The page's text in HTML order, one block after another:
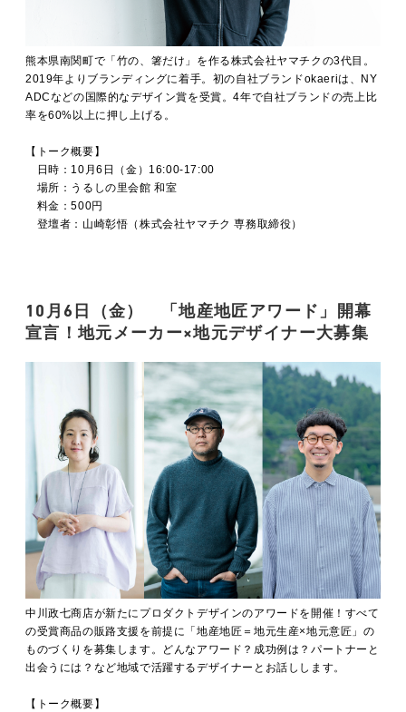
熊本県南関町で「竹の、箸だけ」を作る株式会社ヤマチクの3代目。
2019年よりブランディングに着手。初の自社ブランドokaeriは、NY
ADCなどの国際的なデザイン賞を受賞。4年で自社ブランドの売上比
率を60%以上に押し上げる。
【トーク概要】
日時：10月6日（金）16:00-17:00
場所：うるしの里会館 和室
料金：500円
登壇者：山崎彰悟（株式会社ヤマチク 専務取締役）
10月6日（金）
「地産地匠アワード」開幕
宣言！地元メーカー×地元デザイナー大募集
中川政七商店が新たにプロダクトデザインのアワードを開催！すべて
の受賞商品の販路支援を前提に「地産地匠＝地元生産×地元意匠」の
ものづくりを募集します。どんなアワード？成功例は？パートナーと
出会うには？など地域で活躍するデザイナーとお話しします。
【トーク概要】